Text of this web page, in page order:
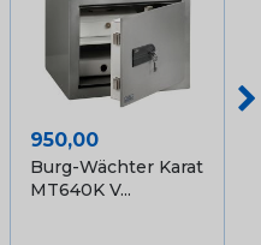
Prijs
950,00
Burg-Wächter Karat
MT640K V...